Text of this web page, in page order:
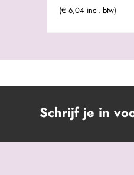
(€ 6,04 incl. btw)
Schrijf je in